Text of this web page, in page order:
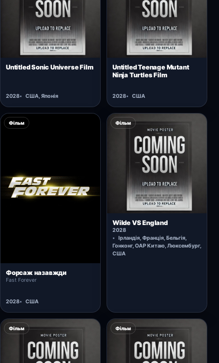
Відкрити картку →
Untitled Sonic Universe Film
2028 США, Японія
Відкрити картку →
Untitled Teenage Mutant
Ninja Turtles Film
2028 США
Фільм
Відкрити картку →
Форсаж назавжди
Fast Forever
2028 США
Фільм
Відкрити картку →
Wilde VS England
2028
Ірландія, Франція, Бельгія,
Гонконг, ОАР Китаю, Люксембург,
США
Фільм Фільм